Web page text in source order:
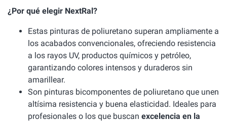
¿Por qué elegir NextRal?
Estas pinturas de poliuretano superan ampliamente a
los acabados convencionales, ofreciendo resistencia
a los rayos UV, productos químicos y petróleo,
garantizando colores intensos y duraderos sin
amarillear.
Son pinturas bicomponentes de poliuretano que unen
altísima resistencia y buena elasticidad. Ideales para
profesionales o los que buscan excelencia en la